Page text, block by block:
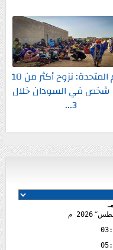
الأمم المتحدة: نزوح أكثر من 10
شخص في السودان خلال
3...
2026 م